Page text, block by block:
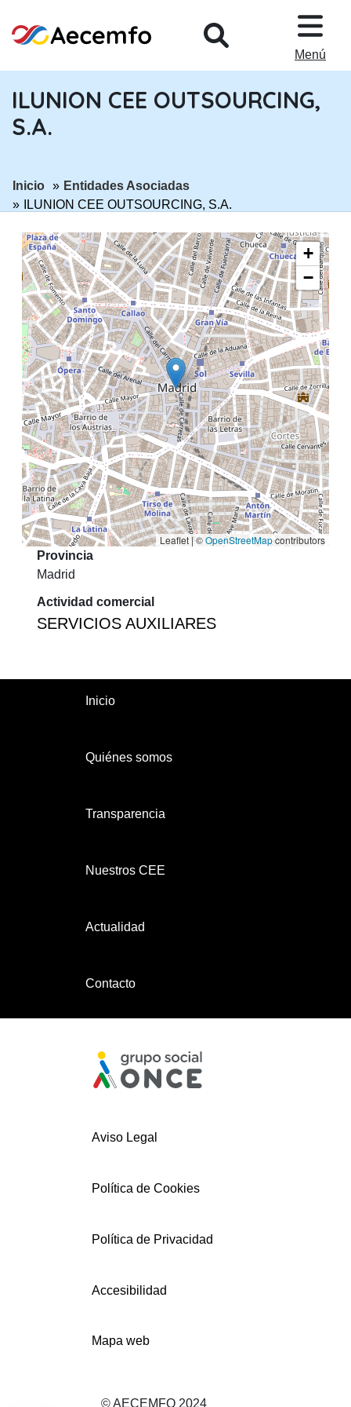
Menú
ILUNION CEE OUTSOURCING,
S.A.
ir a página:
Inicio ir a página:
Entidades Asociadas
ILUNION CEE OUTSOURCING, S.A.
+
−
Leaflet | ©OpenStreetMapcontributors
Provincia
Madrid
Actividad comercial
SERVICIOS AUXILIARES
Inicio
Quiénes somos
Transparencia
Nuestros CEE
Actualidad
Contacto
Aviso Legal
Política de Cookies
Política de Privacidad
Accesibilidad
Mapa web
© AECEMFO 2024